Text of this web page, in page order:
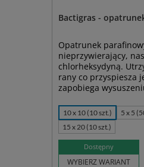
Bactigras -
Opatrunek
nieprzywierający,
chlorheksydyną.
rany co przyspiesza
zapobiega
10 x 10 (10 szt.)
5 x 5
15 x 20 (10 szt.)
Dostępny
WYBIERZ WARIANT